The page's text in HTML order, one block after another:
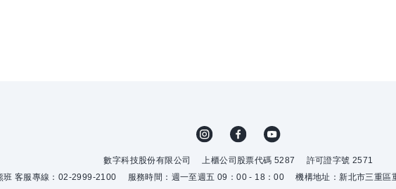
數字科技股份有限公司 上櫃公司股票代碼 5287
許可證字號 2571
班 客服專線：02-2999-2100
服務時間：週一至週五 09：00 - 18：00 機構地址：新北市三重